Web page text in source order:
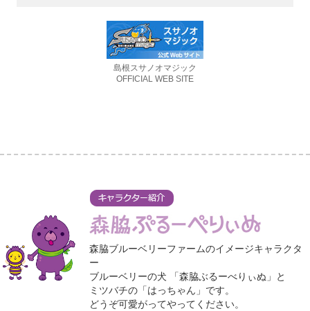
島根スサノオマジック
OFFICIAL WEB SITE
森脇ブルーベリーファームのイメージキャラクタ
ー
ブルーベリーの犬 「森脇ぶるーべりぃぬ」と
ミツバチの「はっちゃん」です。
どうぞ可愛がってやってください。